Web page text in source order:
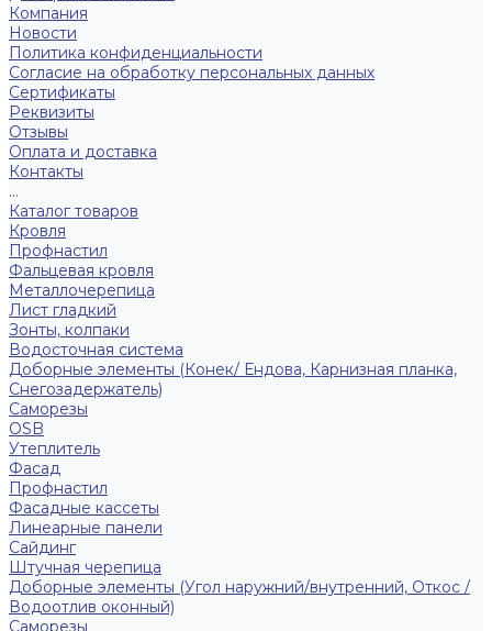
Компания
Новости
Политика конфиденциальности
Согласие на обработку персональных данных
Сертификаты
Реквизиты
Отзывы
Оплата и доставка
Контакты
...
Каталог товаров
Кровля
Профнастил
Фальцевая кровля
Металлочерепица
Лист гладкий
Зонты, колпаки
Водосточная система
Доборные элементы (Конек/ Ендова, Карнизная планка,
Снегозадержатель)
Саморезы
ОSB
Утеплитель
Фасад
Профнастил
Фасадные кассеты
Линеарные панели
Сайдинг
Штучная черепица
Доборные элементы (Угол наружний/внутренний, Откос /
Водоотлив оконный)
Саморезы